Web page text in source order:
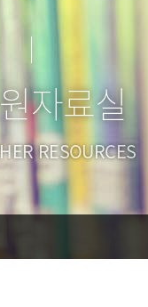
자료실
RESOURCES